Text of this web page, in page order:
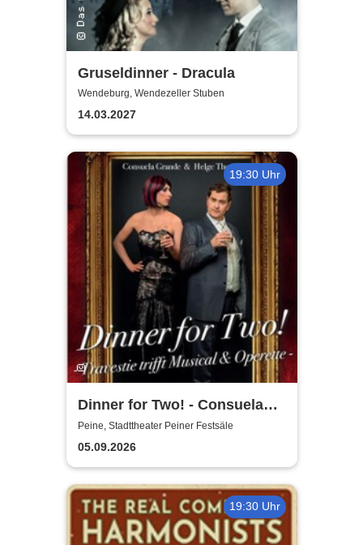
Gruseldinner - Dracula
Wendeburg, Wendezeller Stuben
14.03.2027
19:30 Uhr
Dinner for Two! - Consuela
Grand & Helge Thomas
Peine, Stadttheater Peiner Festsäle
05.09.2026
19:30 Uhr